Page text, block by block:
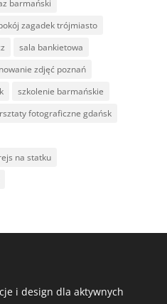
barmański
zagadek trójmiasto
sala bankietowa
zdjęć poznań
szkolenie barmańskie
fotograficzne gdańsk
na statku
i design dla aktywnych